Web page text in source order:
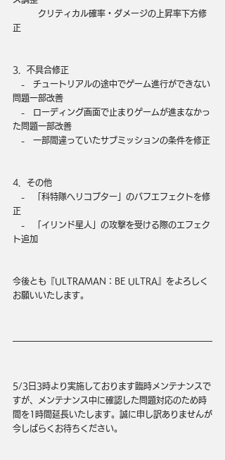
クリティカル確率・ダメージの上昇率下方修
正
3．不具合修正
-　チュートリアルの途中でゲーム進行ができない
問題一部改善
-　ローディング画面で止まりゲームが進まなかっ
た問題一部改善
-　一部間違っていたサブミッションの条件を修正
4．その他
-　「科特隊ヘリコプター」のバフエフェクトを修
正
-　「イリンド星人」の攻撃を受ける際のエフェク
ト追加
今後とも『ULTRAMAN：BE ULTRA』をよろしく
お願いいたします。
5/3日3時より実施しております臨時メンテナンスで
すが、メンテナンス中に確認した問題対応のため時
間を1時間延長いたします。誠に申し訳ありませんが
今しばらくお待ちください。